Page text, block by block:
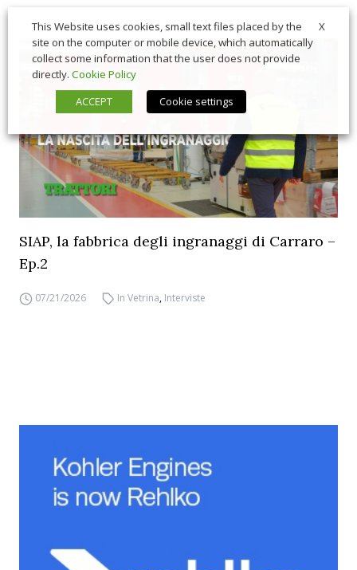
SIAP, la fabbrica degli ingranaggi di Carraro –
Ep.2
07/21/2026 In Vetrina, Interviste
X
This Website uses cookies, small text files placed by the
site on the computer or mobile device, which automatically
collect some information that the user does not provide
directly. Cookie Policy
ACCEPT
Cookie settings